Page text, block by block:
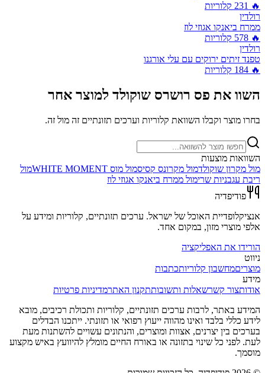
🔥
231 קלוריות
רולדין
ממרח ביאנקו אגוזי לוז
🔥
578 קלוריות
רולדין
טפנד זיתים ירוקים עם עלי אורגנו
🔥
184 קלוריות
השוו את פס רושרס שוקולד למוצר אחר
בחרו מוצר וקבלו השוואת קלוריות וערכים תזונתיים זה מול זה.
השוואות מוצעות
מול מקרון שוקולדמול מקרונס קסיסמול מוס WHITE MOMENT
מול
ריבת עגבניות שרימול ממרח ביאנקו אגוזי לוז
פודיפדיה
אנציקלופדיית האוכל של ישראל. ערכים תזונתיים, קלוריות ומידע על
אלפי מוצרי מזון, במקום אחד.
הורידו את האפליקציה
ניווט
מוצריםמחשבון קלוריותכתבות
מידע
אודותצור קשרשאלות ותשובותתקנון האתרמדיניות פרטיות
המידע באתר, לרבות ערכים תזונתיים, קלוריות ותכולת רכיבים, מובא
לידע כללי בלבד ואינו מהווה ייעוץ רפואי או תזונתי. ייתכנו הבדלים
בערכים בין יצרנים, אצוות ומוצרים, והנתונים עשויים להשתנות מעת
לעת. לפני כל שינוי בתזונה או באורח החיים מומלץ להיוועץ באיש מקצוע
מוסמך.